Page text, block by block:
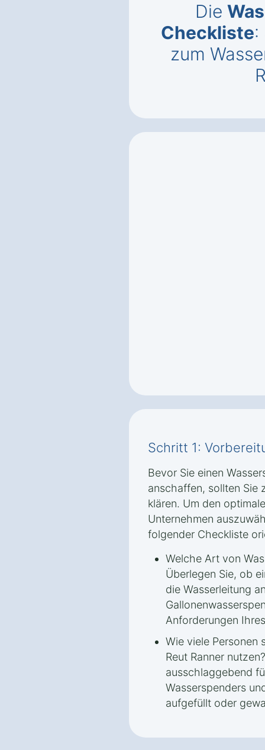
Die
Checkliste:
zum
Schritt 1:
Bevor Sie einen
anschaffen, sollten Sie
klären. Um den
Unternehmen
folgender Checkliste
Welche Art von
Überlegen Sie, ob
die Wasserleitung
Anforderungen
Wie viele Personen
Reut Ranner
ausschlaggebend
Wasserspenders
aufgefüllt oder